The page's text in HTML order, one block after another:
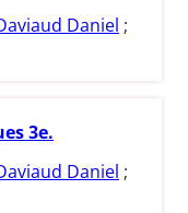
Daniel ;
3e.
Daniel ;